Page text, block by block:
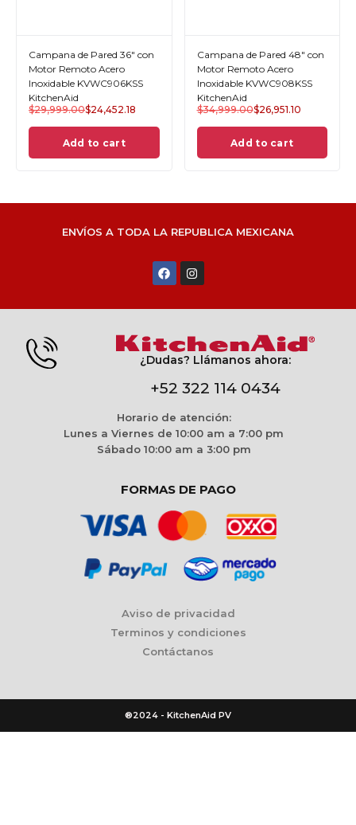
Campana de Pared 36" con
Motor Remoto Acero
Inoxidable KVWC906KSS
KitchenAid
$29,999.00$24,452.18
Add to cart
Campana de Pared 48" con
Motor Remoto Acero
Inoxidable KVWC908KSS
KitchenAid
$34,999.00$26,951.10
Add to cart
ENVÍOS A TODA LA REPUBLICA MEXICANA
¿Dudas? Llámanos ahora:
+52 322 114 0434
Horario de atención:
Lunes a Viernes de 10:00 am a 7:00 pm
Sábado 10:00 am a 3:00 pm
FORMAS DE PAGO
Aviso de privacidad
Terminos y condiciones
Contáctanos
®2024 - KitchenAid PV